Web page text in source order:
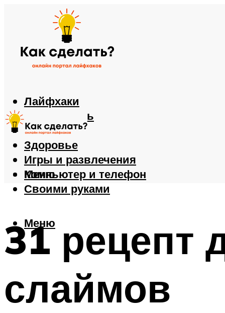
Лайфхаки
Автомобиль
Еда
Здоровье
Игры и развлечения
Компьютер и телефон
Своими руками
Меню
Меню
31 рецепт
слаймов